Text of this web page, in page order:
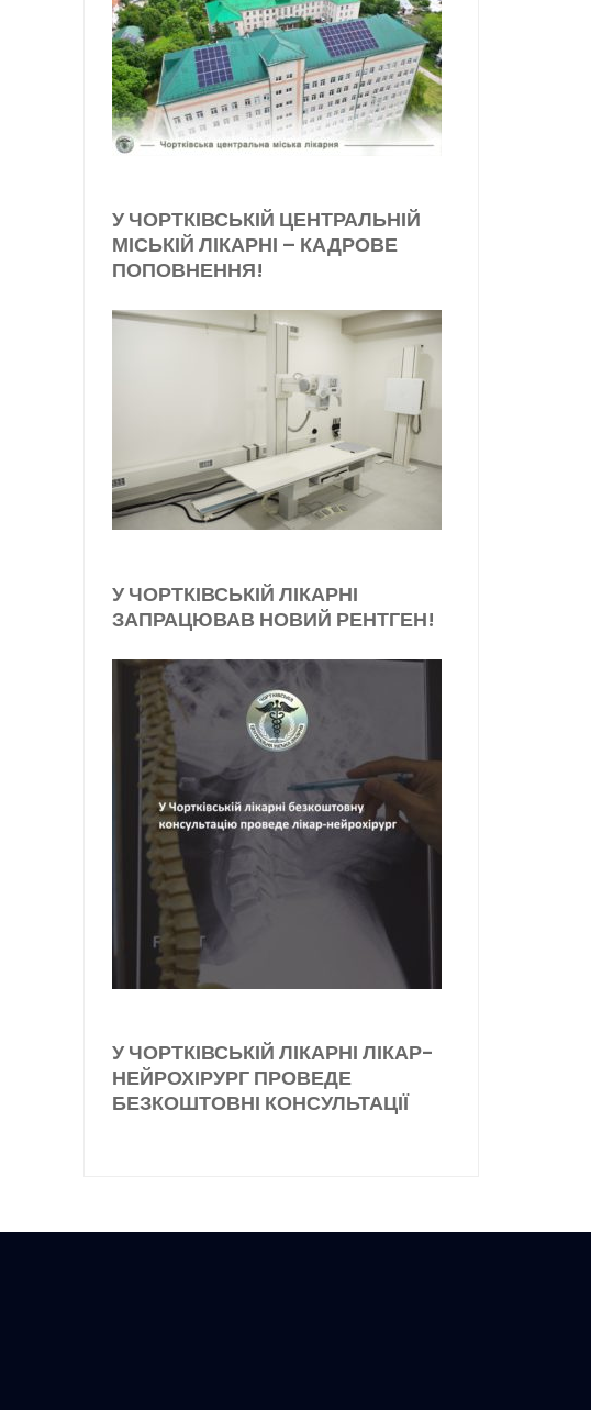
У ЧОРТКІВСЬКІЙ ЦЕНТРАЛЬНІЙ
МІСЬКІЙ ЛІКАРНІ – КАДРОВЕ
ПОПОВНЕННЯ!
У ЧОРТКІВСЬКІЙ ЛІКАРНІ
ЗАПРАЦЮВАВ НОВИЙ РЕНТГЕН!
У ЧОРТКІВСЬКІЙ ЛІКАРНІ ЛІКАР-
НЕЙРОХІРУРГ ПРОВЕДЕ
БЕЗКОШТОВНІ КОНСУЛЬТАЦІЇ